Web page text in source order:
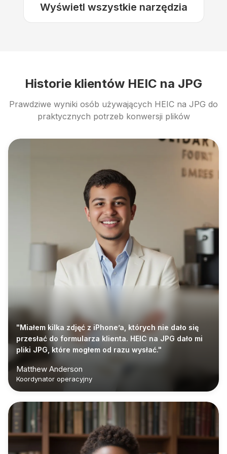
Wyświetl wszystkie narzędzia
Historie klientów HEIC na JPG
Prawdziwe wyniki osób używających HEIC na JPG do
praktycznych potrzeb konwersji plików
"Miałem kilka zdjęć z iPhone’a, których nie dało się
przesłać do formularza klienta. HEIC na JPG dało mi
pliki JPG, które mogłem od razu wysłać."
Matthew Anderson
Koordynator operacyjny